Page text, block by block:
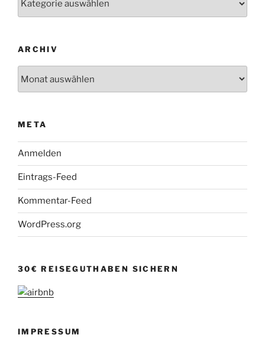
ARCHIV
META
Anmelden
Eintrags-Feed
Kommentar-Feed
WordPress.org
30€ REISEGUTHABEN SICHERN
IMPRESSUM